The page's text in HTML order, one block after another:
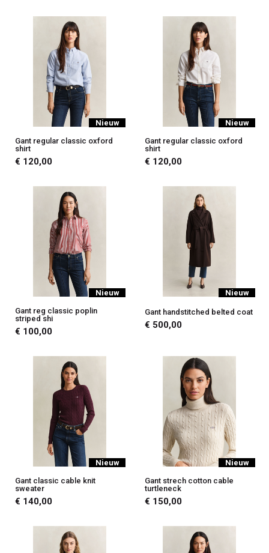
Nieuw
Gant regular classic oxford
shirt
€ 120,00
Nieuw
Gant regular classic oxford
shirt
€ 120,00
Nieuw
Gant reg classic poplin
striped shi
€ 100,00
Nieuw
Gant handstitched belted coat
€ 500,00
Nieuw
Gant classic cable knit
sweater
€ 140,00
Nieuw
Gant strech cotton cable
turtleneck
€ 150,00